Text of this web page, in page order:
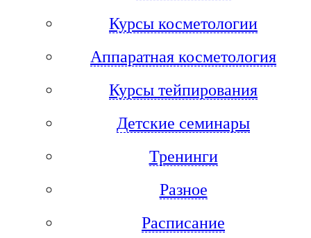
Курсы косметологии
Аппаратная косметология
Курсы тейпирования
Детские семинары
Тренинги
Разное
Расписание